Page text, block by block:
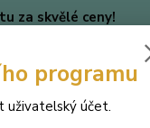
za skvělé ceny!
Nevíte si
programu
uživatelský účet.